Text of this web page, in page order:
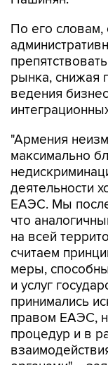
По его словам,
рынка, снижая
ведения
"Армения
максимально
деятельности
ЕАЭС. Мы
что
на всей
считаем
меры,
и услуг
принимались
правом ЕАЭС,
процедур и в